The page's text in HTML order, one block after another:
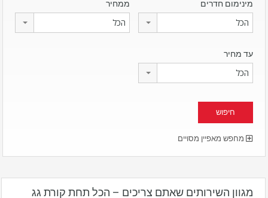
מינימום חדרים
הכל
ממחיר
הכל
עד מחיר
הכל
מחפש מאפיין מסויים
מגוון השירותים שאתם צריכים – הכל תחת קורת גג